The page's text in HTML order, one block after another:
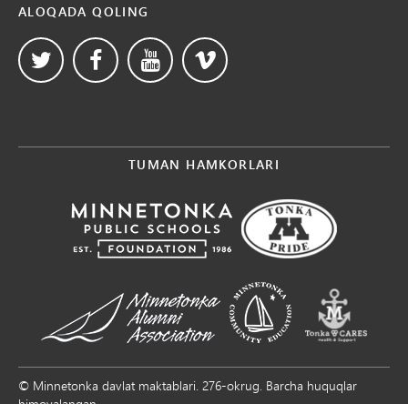
ALOQADA QOLING
TUMAN HAMKORLARI
© Minnetonka davlat maktablari. 276-okrug. Barcha huquqlar